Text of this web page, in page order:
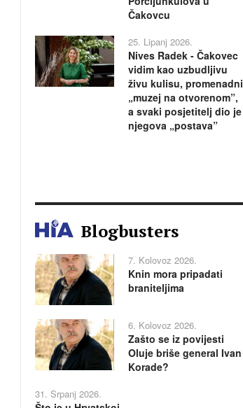
Čakovcu
25. Lipanj 2026.
Nives Radek - Čakovec
vidim kao uzbudljivu
živu kulisu, promenadni
„muzej na otvorenom”,
a svaki posjetitelj dio je
njegova „postava”
Blogbusters
7. Kolovoz 2026.
Knin mora pripadati
braniteljima
6. Kolovoz 2026.
Zašto se iz povijesti
Oluje briše general Ivan
Korade?
31. Srpanj 2026.